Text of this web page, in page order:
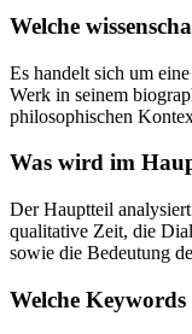
Welche
Es handelt sich um
Werk in seinem
philosophischen
Was wird im
Der Hauptteil
qualitative Zeit, die
sowie die Bedeutung
Welche